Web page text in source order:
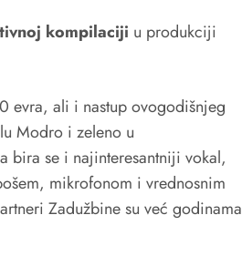
kompilaciji u produkciji
evra, ali i nastup ovogodišnjeg
Modro i zeleno u
bira se i najinteresantniji vokal,
mikrofonom i vrednosnim
Zadužbine su već godinama